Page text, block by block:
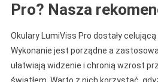
Pro? Nasza
Okulary LumiViss Pro dostały
Wykonanie jest porządne a
ułatwiają widzenie i chronią wzrost